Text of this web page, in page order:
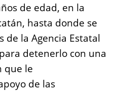
de edad, en la
hasta donde se
la Agencia Estatal
detenerlo con una
que le
de las